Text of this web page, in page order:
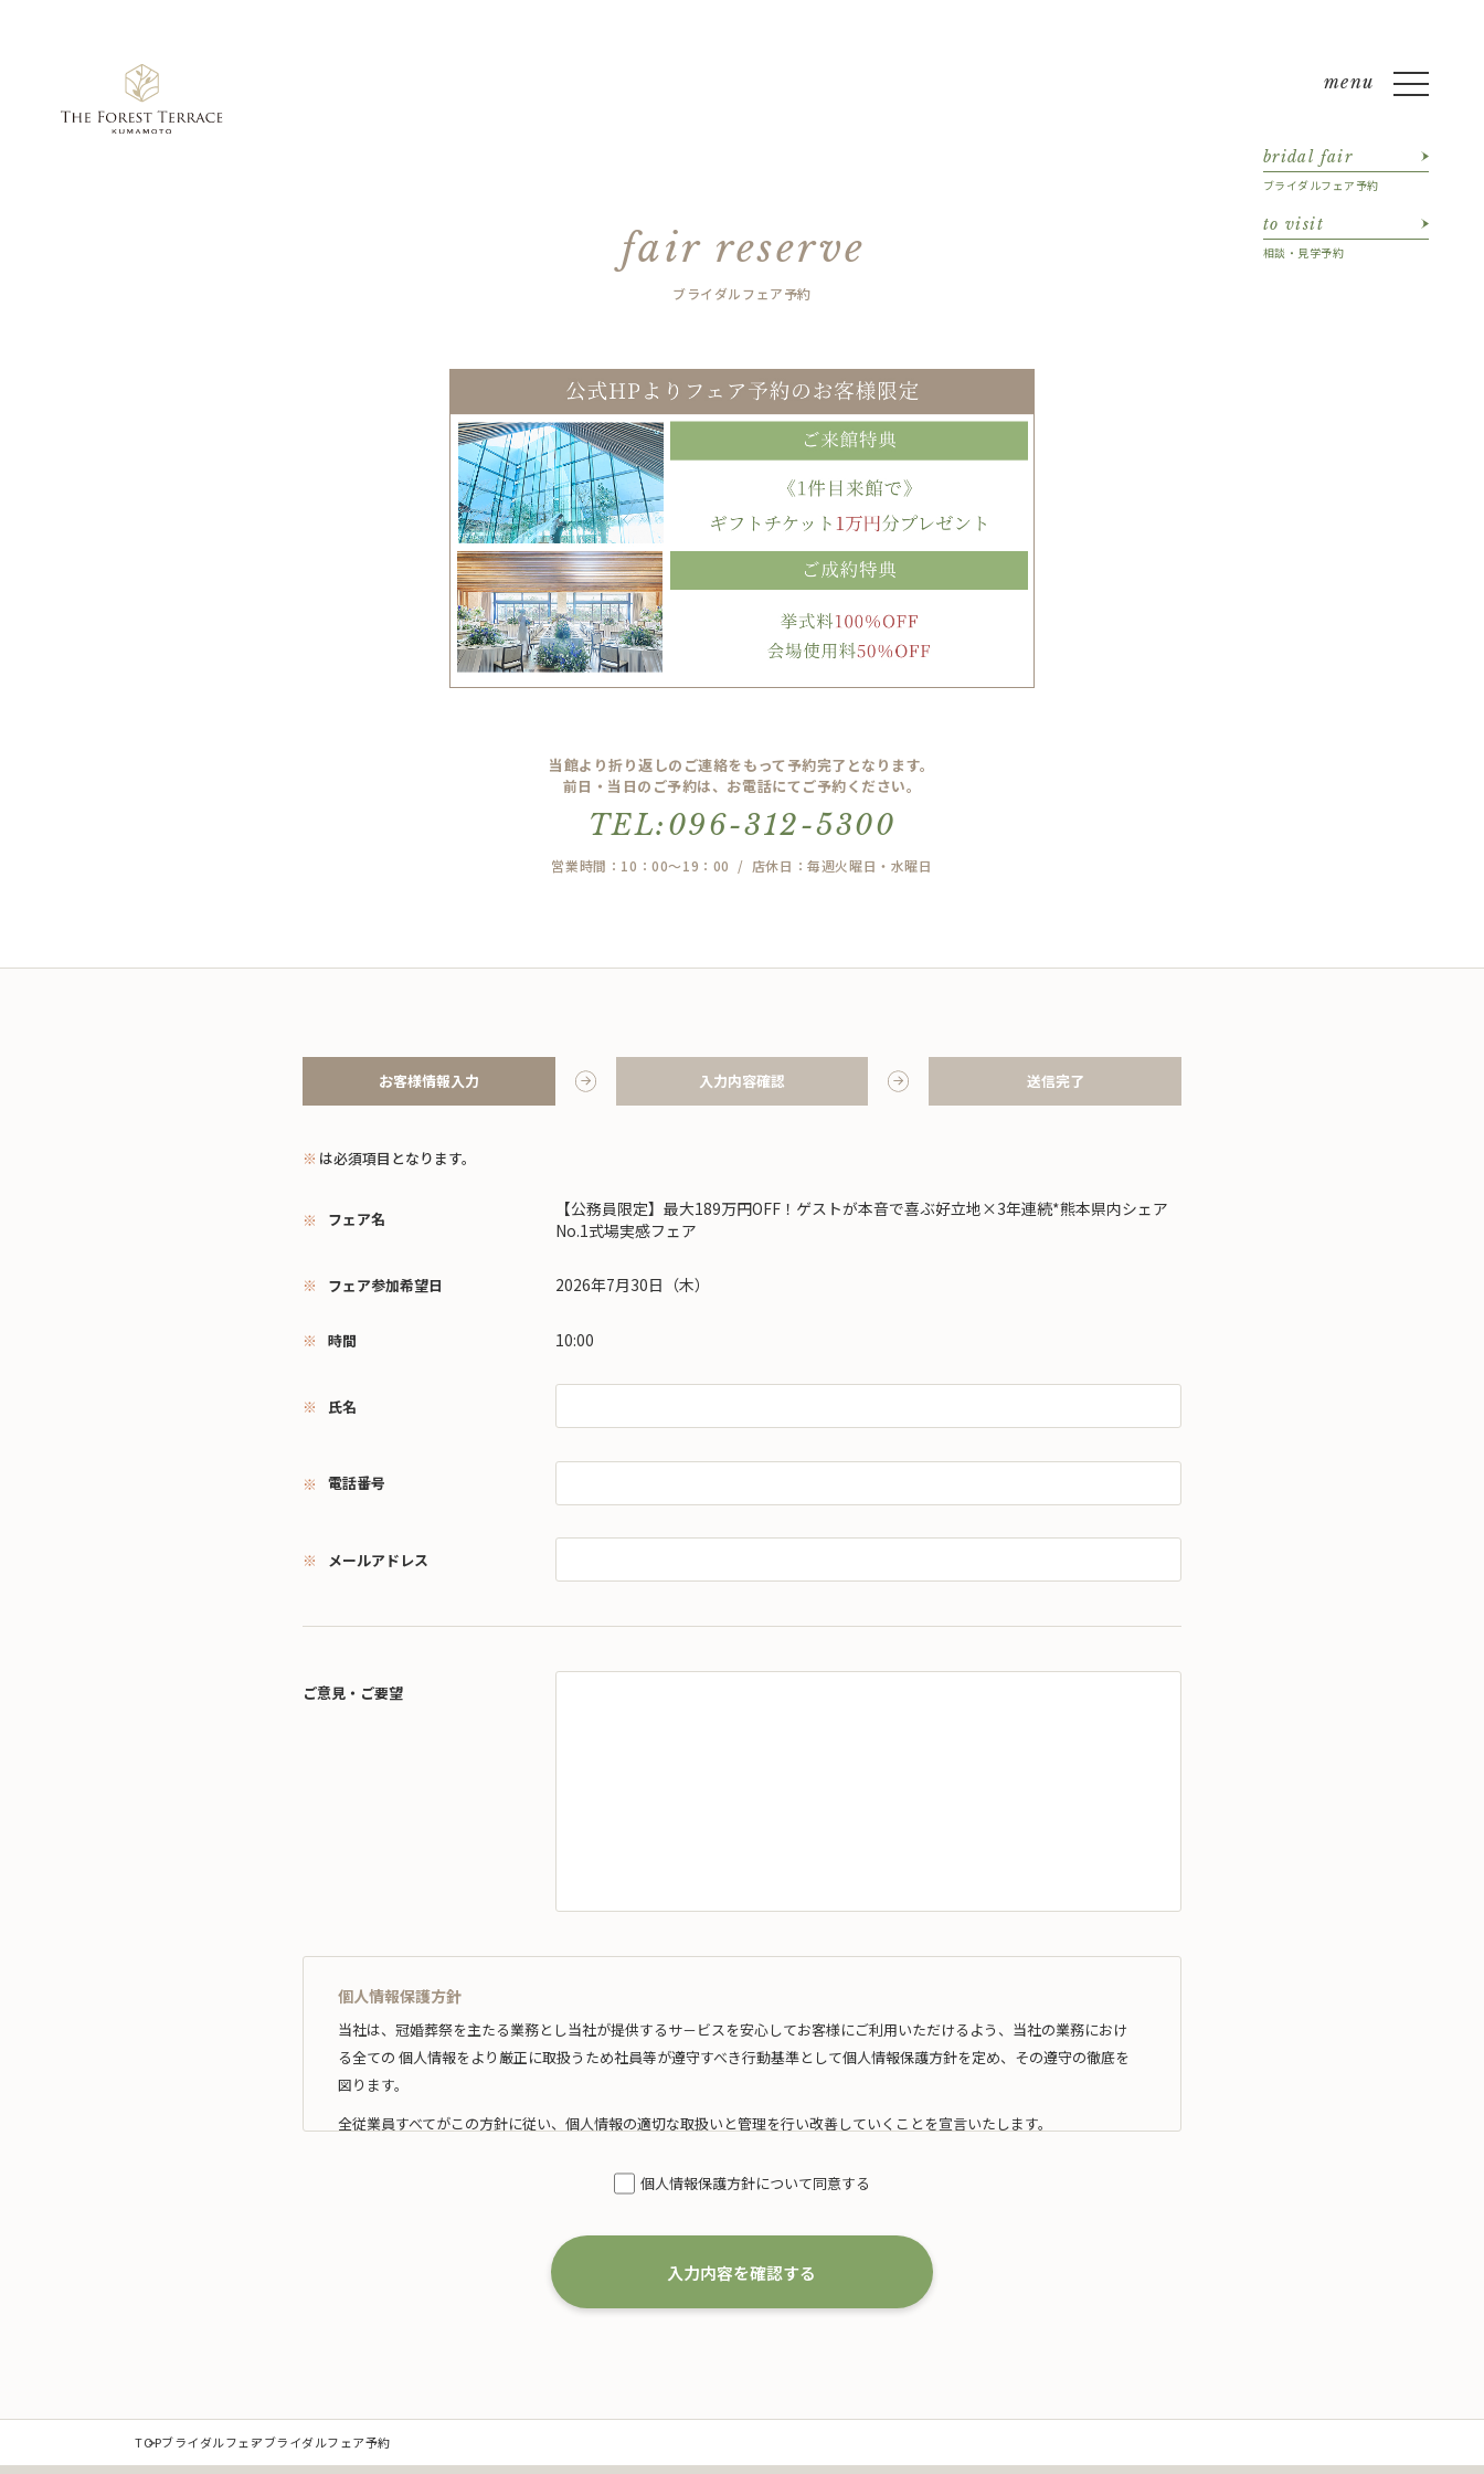
bridal fair
ブライダルフェア予約
to visit
相談・見学予約
fair reserve
ブライダルフェア予約
当館より折り返しのご連絡をもって予約完了となります。
前日・当日のご予約は、お電話にてご予約ください。
TEL:096-312-5300
営業時間：10：00～19：00 / 店休日：毎週火曜日・水曜日
お客様情報入力 入力内容確認 送信完了
※ は必須項目となります。
フェア名
【公務員限定】最大189万円OFF！ゲストが本音で喜ぶ好立地×3年連続*熊本県内シェア
No.1式場実感フェア
フェア参加希望日 2026年7月30日（木）
時間 10:00
氏名
電話番号
メールアドレス
ご意見・ご要望
個人情報保護方針
当社は、冠婚葬祭を主たる業務とし当社が提供するサ－ビスを安心してお客様にご利用いただけるよう、当社の業務におけ
る全ての 個人情報をより厳正に取扱うため社員等が遵守すべき行動基準として個人情報保護方針を定め、その遵守の徹底を
図ります。
全従業員すべてがこの方針に従い、個人情報の適切な取扱いと管理を行い改善していくことを宣言いたします。
1.事業の内容及び規模を考慮した適切な個人情報の取得、利用及び提供
な範囲 内において利用いたします。
なお、当社の事業内容は、以下の通りです。
（1）冠婚葬祭業及び冠婚葬祭の会員募集に関する業務
個人情報保護方針について同意する
入力内容を確認する
TOPブライダルフェアブライダルフェア予約